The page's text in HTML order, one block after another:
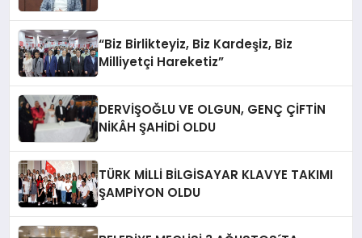
“Biz Birlikteyiz, Biz Kardeşiz, Biz
Milliyetçi Hareketiz”
DERVİŞOĞLU VE OLGUN, GENÇ ÇİFTİN
NİKÂH ŞAHİDİ OLDU
TÜRK MİLLİ BİLGİSAYAR KLAVYE TAKIMI
ŞAMPİYON OLDU